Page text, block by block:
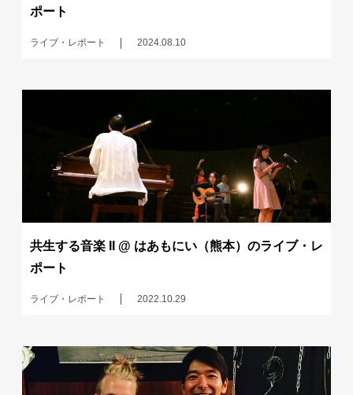
ポート
ライブ・レポート 2024.08.10
共生する音楽 II @ はあもにい（熊本）のライブ・レ
ポート
ライブ・レポート 2022.10.29